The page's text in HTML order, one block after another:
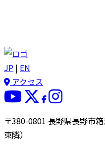
JP | EN
アクセス
〒380-0801 長野県長野市
東隣）